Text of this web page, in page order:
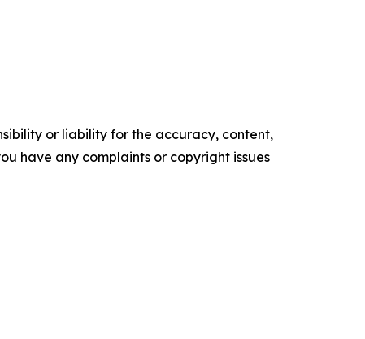
or liability for the accuracy, content,
have any complaints or copyright issues